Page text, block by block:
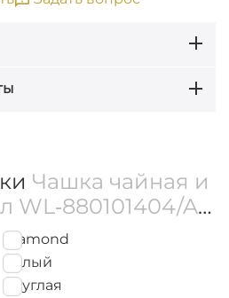
Чашка чайная и
AB
Diamond
Белый
Круглая